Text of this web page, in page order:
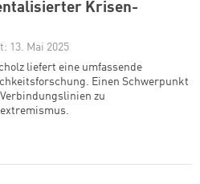
Krisen-
13. Mai 2025
liefert eine umfassende
Einen Schwerpunkt
zu